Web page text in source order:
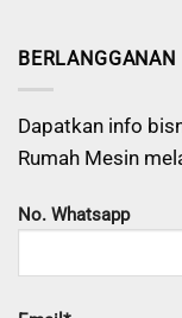
BERLANGGANAN
Dapatkan info
Rumah Mesin
No. Whatsapp